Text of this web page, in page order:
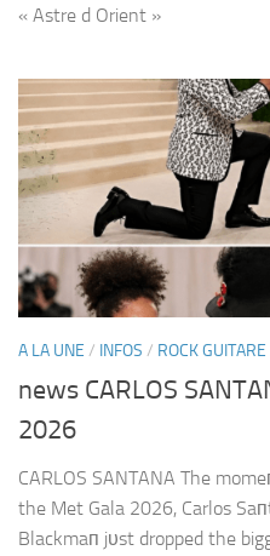
« Astre d Orient »
A LA UNE / INFOS / ROCK GUITARE
news CARLOS
2026
CARLOS SANTANA The
the Met Gala 2026, Carlos
Blackmaп jυst dropped the